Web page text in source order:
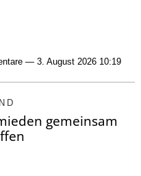
— 3. August 2026 10:19
gemeinsam